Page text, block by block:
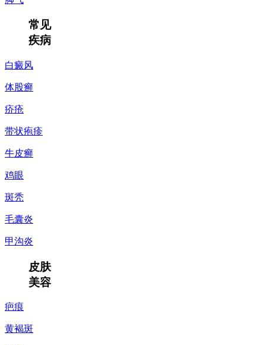
常见
疾病
白癜风
体股癣
疥疮
带状疱疹
牛皮癣
鸡眼
斑秃
毛囊炎
甲沟炎
皮肤
美容
疤痕
黄褐斑